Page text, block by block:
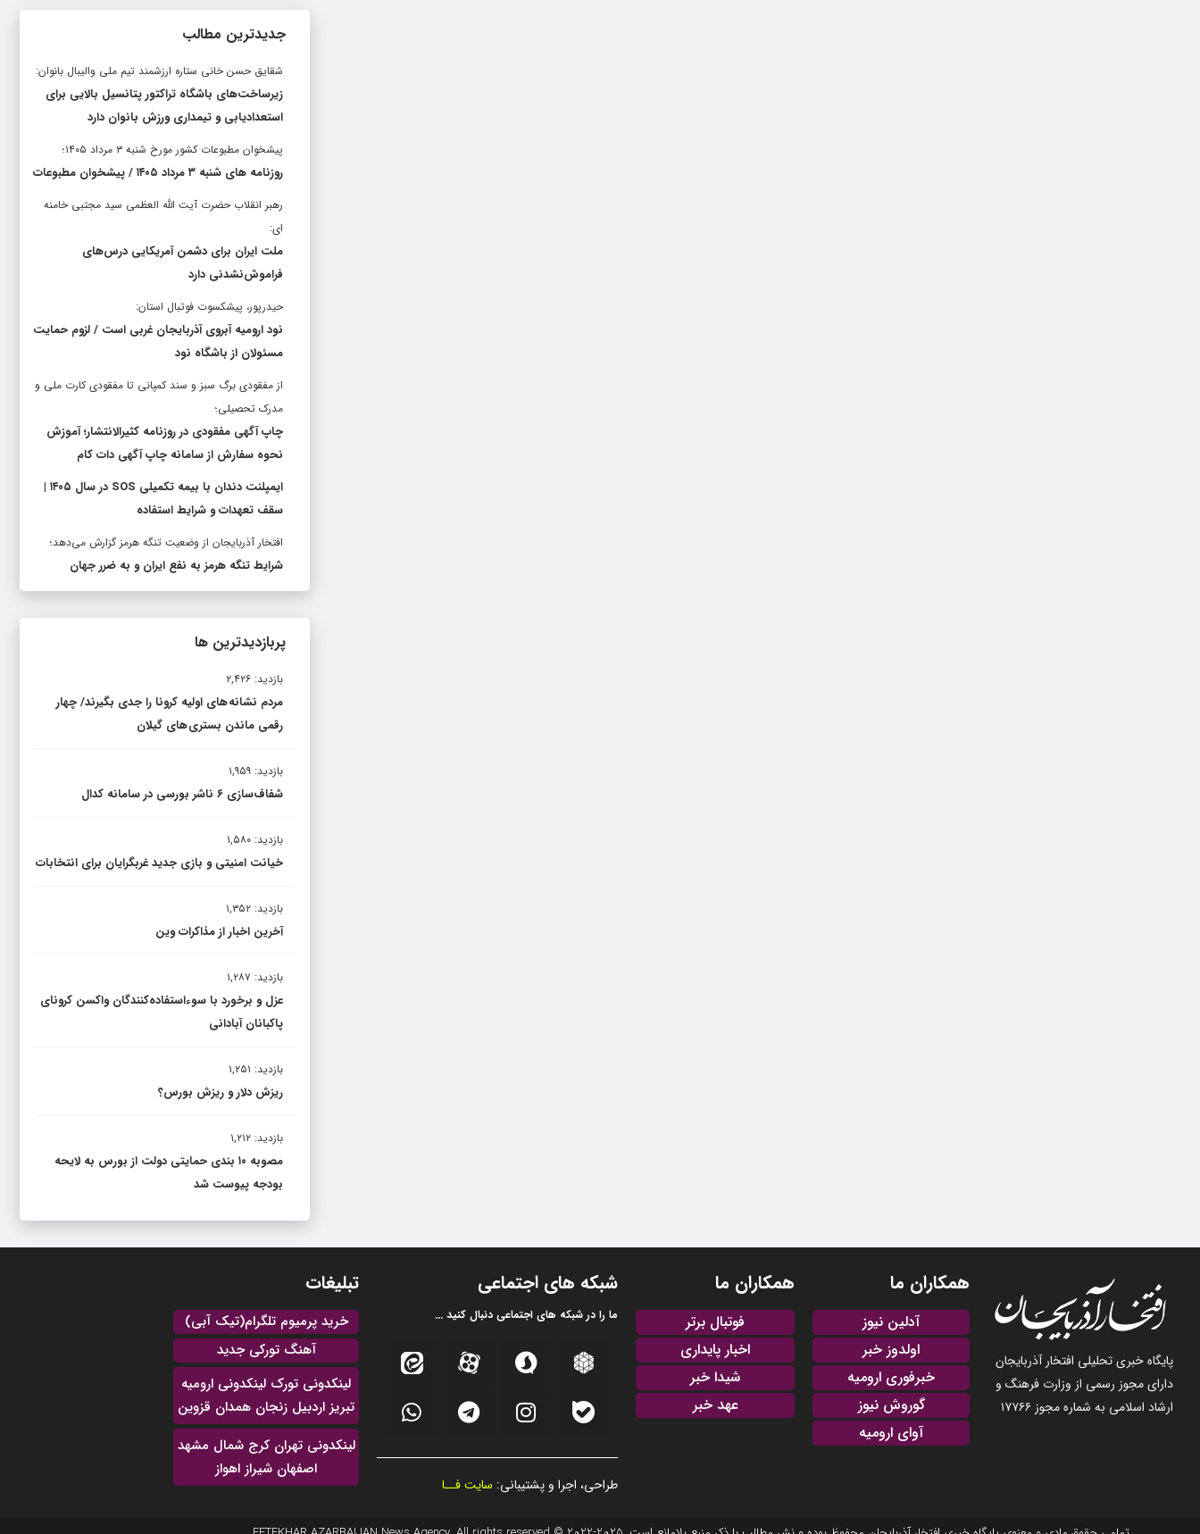
جدیدترین مطالب
شقایق حسن خانی ستاره ارزشمند تیم ملی والیبال بانوان:
زیرساخت‌های باشگاه تراکتور پتانسیل بالایی برای
استعدادیابی و تیمداری ورزش بانوان دارد
پیشخوان مطبوعات کشور مورخ شنبه ۳ مرداد ۱۴۰۵؛
روزنامه های شنبه ۳ مرداد ۱۴۰۵ / پیشخوان مطبوعات
رهبر انقلاب حضرت آیت الله العظمی سید مجتبی خامنه
ای:
ملت ایران برای دشمن آمریکایی درس‌های
فراموش‌نشدنی دارد
حیدرپور، پیشکسوت فوتبال استان:
نود ارومیه آبروی آذربایجان غربی است / لزوم حمایت
مسئولان از باشگاه نود
از مفقودی برگ سبز و سند کمپانی تا مفقودی کارت ملی و
مدرک تحصیلی؛
چاپ آگهی مفقودی در روزنامه کثیرالانتشار؛ آموزش
نحوه سفارش از سامانه چاپ آگهی دات کام
ایمپلنت دندان با بیمه تکمیلی SOS در سال ۱۴۰۵ |
سقف تعهدات و شرایط استفاده
افتخار آذربایجان از وضعیت تنگه هرمز گزارش می‌دهد؛
شرایط تنگه هرمز به نفع ایران و به ضرر جهان
پربازدیدترین ها
بازدید: ۲,۴۲۶
مردم نشانه های اولیه کرونا را جدی بگیرند/ چهار
رقمی ماندن بستری های گیلان
بازدید: ۱,۹۵۹
شفاف‌سازی ۶ ناشر بورسی در سامانه کدال
بازدید: ۱,۵۸۰
خیانت امنیتی و بازی جدید غربگرایان برای انتخابات
بازدید: ۱,۳۵۲
آخرین اخبار از مذاکرات وین
بازدید: ۱,۲۸۷
عزل و برخورد با سوءاستفاده‌کنندگان واکسن کرونای
پاکبانان آبادانی
بازدید: ۱,۲۵۱
ریزش دلار و ریزش بورس؟
بازدید: ۱,۲۱۲
مصوبه ۱۰ بندی حمایتی دولت از بورس به لایحه
بودجه پیوست شد
پایگاه خبری تحلیلی افتخار آذربایجان
دارای مجوز رسمی از وزارت فرهنگ و
ارشاد اسلامی به شماره مجوز ۱۷۷۶۶
همکاران ما
آدلین نیوز
اولدوز خبر
خبرفوری ارومیه
گوروش نیوز
آوای ارومیه
همکاران ما
فوتبال برتر
اخبار پایداری
شیدا خبر
عهد خبر
شبکه های اجتماعی
ما را در شبکه های اجتماعی دنبال کنید ...
طراحی، اجرا و پشتیبانی: سایت فــا
تبلیغات
خرید پرمیوم تلگرام(تیک آبی)
آهنگ تورکی جدید
لینکدونی تورک لینکدونی ارومیه
تبریز اردبیل زنجان همدان قزوین
لینکدونی تهران کرج شمال مشهد
اصفهان شیراز اهواز